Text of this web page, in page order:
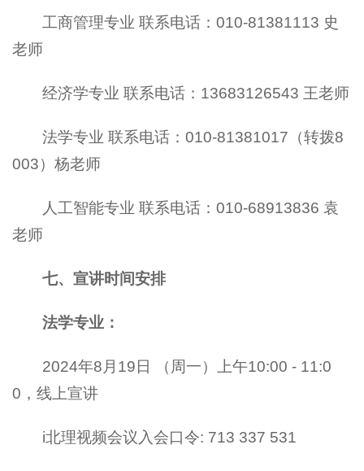
工商管理专业 联系电话：010-81381113 史
老师
经济学专业 联系电话：13683126543 王老师
法学专业 联系电话：010-81381017（转拨8
003）杨老师
人工智能专业 联系电话：010-68913836 袁
老师
七、宣讲时间安排
法学专业：
2024年8月19日 （周一）上午10:00 - 11:0
0，线上宣讲
i北理视频会议入会口令: 713 337 531